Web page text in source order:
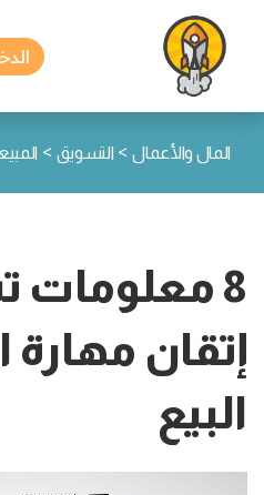
المال والأعمال > التسويق >
8 معلومات
إتقان مهارة
البيع